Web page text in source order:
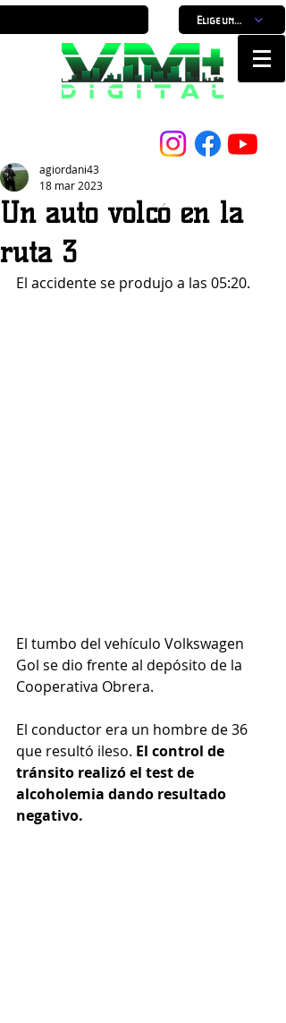
Elige un horario
Un auto volcó en la
ruta 3
agiordani43
18 mar 2023
El accidente se produjo a las 05:20.
El tumbo del vehículo Volkswagen
Gol se dio frente al depósito de la
Cooperativa Obrera.
El conductor era un hombre de 36
que resultó ileso. El control de
tránsito realizó el test de
alcoholemia dando resultado
negativo.